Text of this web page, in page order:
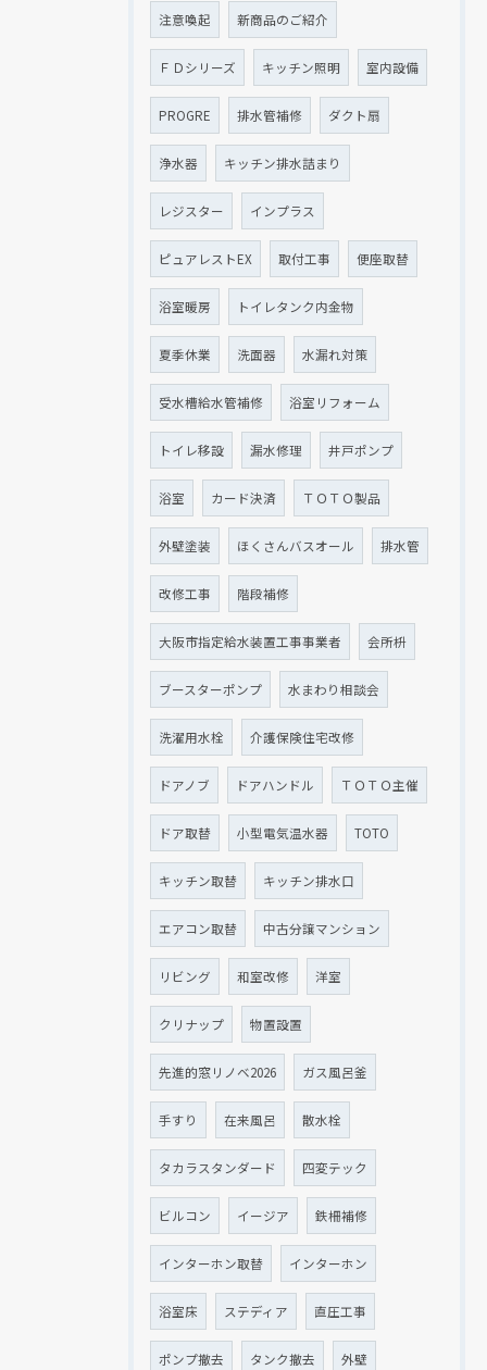
注意喚起 新商品のご紹介
ＦＤシリーズ キッチン照明 室内設備
PROGRE 排水管補修 ダクト扇
浄水器 キッチン排水詰まり
レジスター インプラス
ピュアレストEX 取付工事 便座取替
浴室暖房 トイレタンク内金物
夏季休業 洗面器 水漏れ対策
受水槽給水管補修 浴室リフォーム
トイレ移設 漏水修理 井戸ポンプ
浴室 カード決済 ＴＯＴＯ製品
外壁塗装 ほくさんバスオール 排水管
改修工事 階段補修
大阪市指定給水装置工事事業者 会所枡
ブースターポンプ 水まわり相談会
洗濯用水栓 介護保険住宅改修
ドアノブ ドアハンドル ＴＯＴＯ主催
ドア取替 小型電気温水器 TOTO
キッチン取替 キッチン排水口
エアコン取替 中古分譲マンション
リビング 和室改修 洋室
クリナップ 物置設置
先進的窓リノベ2026 ガス風呂釜
手すり 在来風呂 散水栓
タカラスタンダード 四変テック
ビルコン イージア 鉄柵補修
インターホン取替 インターホン
浴室床 ステディア 直圧工事
ポンプ撤去 タンク撤去 外壁